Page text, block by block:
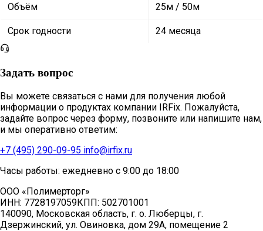
Объём 25м / 50м
Срок годности 24 месяца
Задать вопрос
Вы можете связаться с нами для получения любой
информации о продуктах компании IRFix. Пожалуйста,
задайте вопрос через форму, позвоните или напишите нам,
и мы оперативно ответим:
+7 (495) 290-09-95 info@irfix.ru
Часы работы: ежедневно с 9:00 до 18:00
ООО «Полимерторг»
ИНН: 7728197059КПП: 502701001
140090, Московская область, г. о. Люберцы, г.
Дзержинский, ул. Овиновка, дом 29А, помещение 2